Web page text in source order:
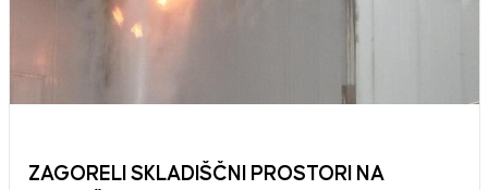
ZAGORELI SKLADIŠČNI PROSTORI NA